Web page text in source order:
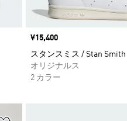
価格
¥15,400
スタンスミス / Stan Smith
オリジナルス
2 カラー